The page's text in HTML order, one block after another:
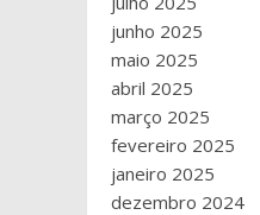
junho 2025
maio 2025
abril 2025
março 2025
fevereiro 2025
janeiro 2025
dezembro 2024